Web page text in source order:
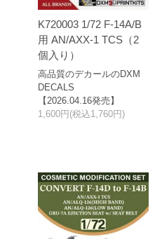
K720003 1/72 F-14A/B
用 AN/AXX-1 TCS（2
個入り）
高品質のデカールのDXM
DECALS
【2026.04.16発売】
1,600円(税込1,760円)